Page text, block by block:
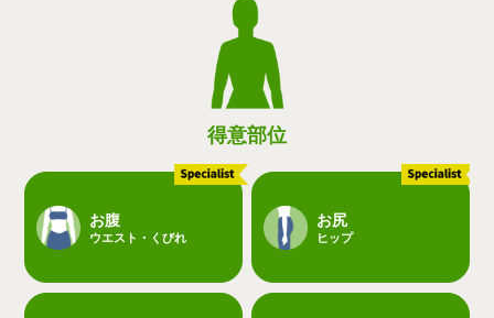
得意部位
お腹
ウエスト・くびれ
お尻
ヒップ